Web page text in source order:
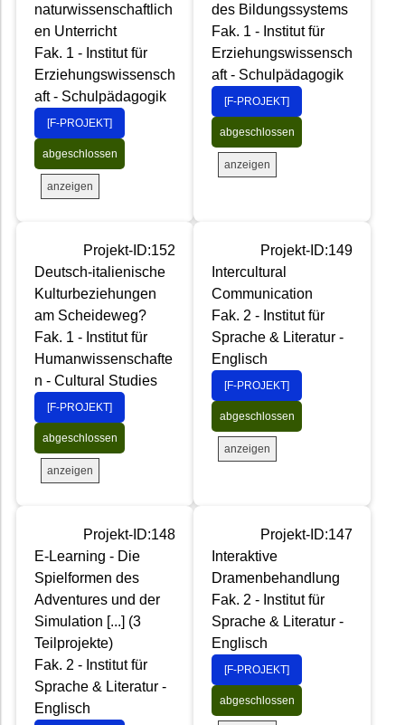
naturwissenschaftlich
en Unterricht
Fak. 1 - Institut für
Erziehungswissensch
aft - Schulpädagogik
[F-PROJEKT]
abgeschlossen
anzeigen
des Bildungssystems
Fak. 1 - Institut für
Erziehungswissensch
aft - Schulpädagogik
[F-PROJEKT]
abgeschlossen
anzeigen
Projekt-ID:152
Deutsch-italienische
Kulturbeziehungen
am Scheideweg?
Fak. 1 - Institut für
Humanwissenschafte
n - Cultural Studies
[F-PROJEKT]
abgeschlossen
anzeigen
Projekt-ID:149
Intercultural
Communication
Fak. 2 - Institut für
Sprache & Literatur -
Englisch
[F-PROJEKT]
abgeschlossen
anzeigen
Projekt-ID:148
E-Learning - Die
Spielformen des
Adventures und der
Simulation [...] (3
Teilprojekte)
Fak. 2 - Institut für
Sprache & Literatur -
Englisch
Projekt-ID:147
Interaktive
Dramenbehandlung
Fak. 2 - Institut für
Sprache & Literatur -
Englisch
[F-PROJEKT]
abgeschlossen